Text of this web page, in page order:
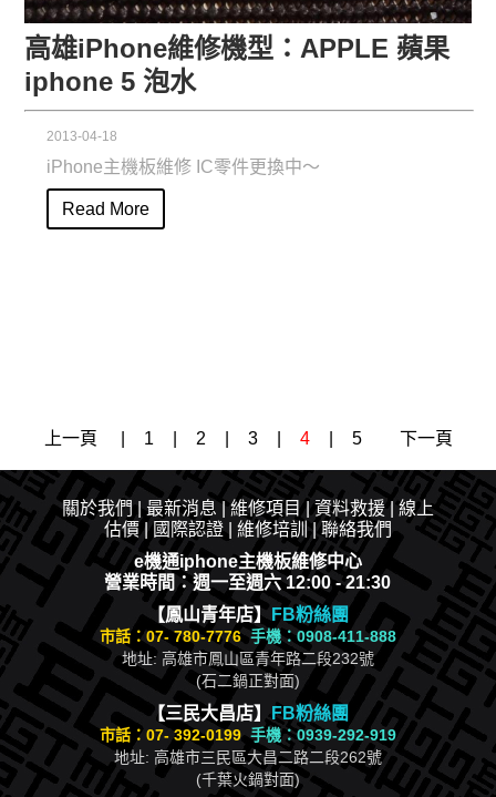
高雄iPhone維修機型：APPLE 蘋果
iphone 5 泡水
2013-04-18
iPhone主機板維修 IC零件更換中〜
Read More
上一頁 1 2 3 4 5 下一頁
關於我們|最新消息 |​維修項目|資料救援|線上
估價|國際認證| 維修培訓|聯絡我們
e機通iphone主機板維修中心
營業時間：週一至週六 12:00 - 21:30
【鳳山青年店】 FB粉絲團
市話：07- 780-7776 手機：0908-411-888
地址: 高雄市鳳山區青年路二段232號
(石二鍋正對面)
【三民大昌店】FB粉絲團
市話：07- 392-0199 手機：0939-292-919
地址: 高雄市三民區大昌二路二段262號
(千葉火鍋對面)